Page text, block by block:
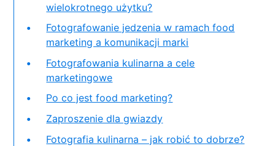
wielokrotnego użytku?
Fotografowanie jedzenia w ramach food
marketing a komunikacji marki
Fotografowania kulinarna a cele
marketingowe
Po co jest food marketing?
Zaproszenie dla gwiazdy
Fotografia kulinarna – jak robić to dobrze?